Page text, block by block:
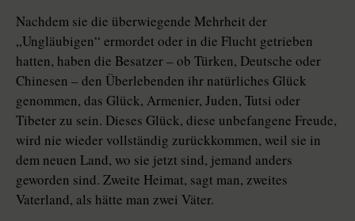
Nachdem sie die überwiegende Mehrheit der
„Ungläubigen“ ermordet oder in die Flucht getrieben
hatten, haben die Besatzer – ob Türken, Deutsche oder
Chinesen – den Überlebenden ihr natürliches Glück
genommen, das Glück, Armenier, Juden, Tutsi oder
Tibeter zu sein. Dieses Glück, diese unbefangene Freude,
wird nie wieder vollständig zurückkommen, weil sie in
dem neuen Land, wo sie jetzt sind, jemand anders
geworden sind. Zweite Heimat, sagt man, zweites
Vaterland, als hätte man zwei Väter.